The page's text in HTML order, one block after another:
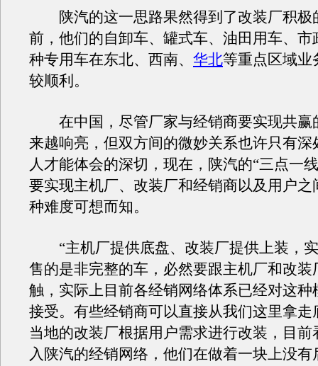
陕汽的这一思路果然得到了改装厂积极
前，他们的自卸车、罐式车、油田用车、市
种专用车在东北、西南、 华北等重点区域业
较顺利。
在中国，尽管厂家与经销商要实现共赢
来越响亮，但双方间的微妙关系也许只有深
人才能体会的深切，现在，陕汽的“三点一
要实现主机厂、改装厂和经销商以及用户之
种难度可想而知。
“主机厂提供底盘、改装厂提供上装，
售的是非完整的车，必然要跟主机厂和改装
触，实际上目前各经销网络体系已经对这种
接受。有些经销商可以直接从我们这里拿走
当地的改装厂根据用户需求进行改装，目前
入陕汽的经销网络，他们在做着一块上没有